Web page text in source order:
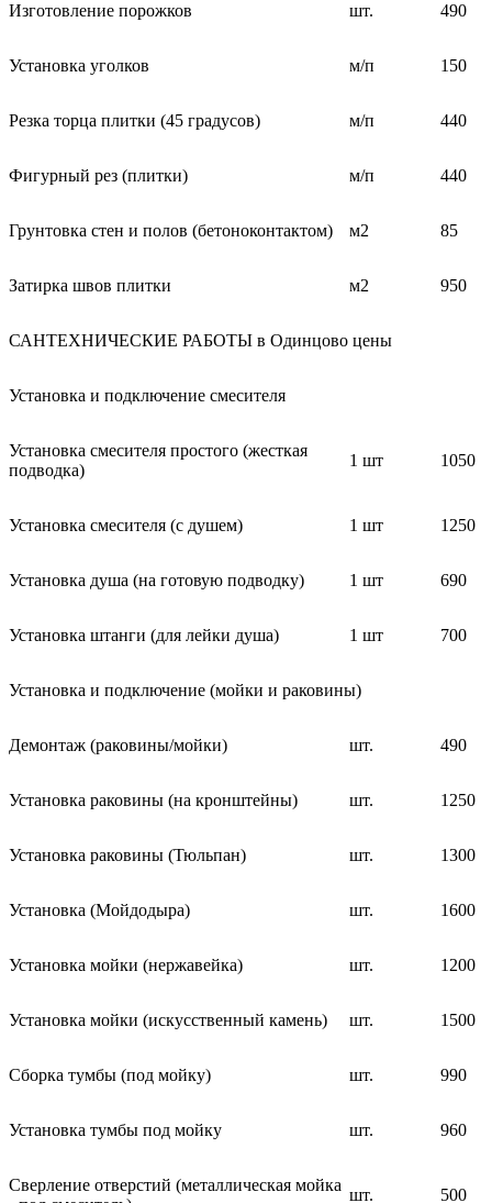
Изготовление порожков шт. 490
Установка уголков м/п 150
Резка торца плитки (45 градусов) м/п 440
Фигурный рез (плитки) м/п 440
Грунтовка стен и полов (бетоноконтактом) м2 85
Затирка швов плитки м2 950
САНТЕХНИЧЕСКИЕ РАБОТЫ в Одинцово цены
Установка и подключение смесителя
Установка смесителя простого (жесткая
подводка)
1 шт 1050
Установка смесителя (с душем) 1 шт 1250
Установка душа (на готовую подводку) 1 шт 690
Установка штанги (для лейки душа) 1 шт 700
Установка и подключение (мойки и раковины)
Демонтаж (раковины/мойки) шт. 490
Установка раковины (на кронштейны) шт. 1250
Установка раковины (Тюльпан) шт. 1300
Установка (Мойдодыра) шт. 1600
Установка мойки (нержавейка) шт. 1200
Установка мойки (искусственный камень) шт. 1500
Сборка тумбы (под мойку) шт. 990
Установка тумбы под мойку шт. 960
Сверление отверстий (металлическая мойка
шт. 500